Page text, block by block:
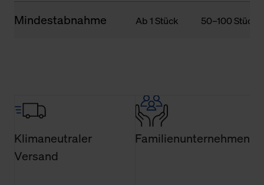
Mindestabnahme Ab 1 Stück 50–100 Stück
Klimaneutraler
Versand
Familienunternehmen